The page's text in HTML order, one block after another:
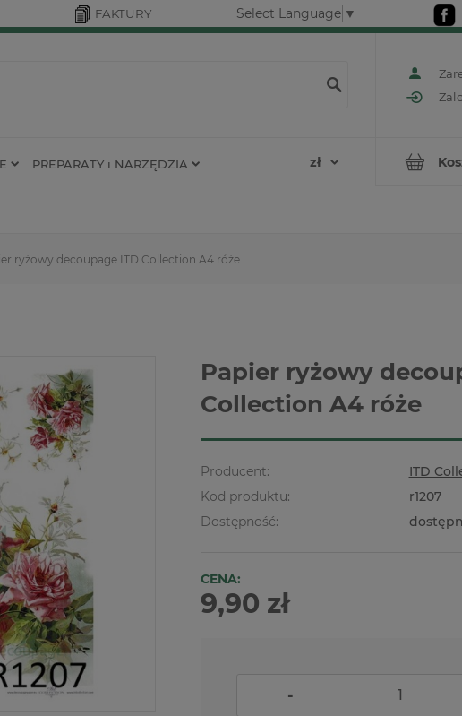
FAKTURY Select Language ▼
PREPARATY i NARZĘDZIA
ryżowy decoupage ITD Collection A4 róże
Papier ryżowy
Collection A4 róże
Producent:
ITD
Kod produktu:
r1207
Dostępność:
CENA:
9,90 zł
-